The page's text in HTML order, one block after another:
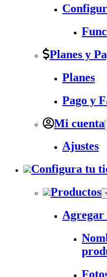
Planes y
Planes
Pago y
Mi cuenta
Ajustes
Configura tu
Productos
Agregar